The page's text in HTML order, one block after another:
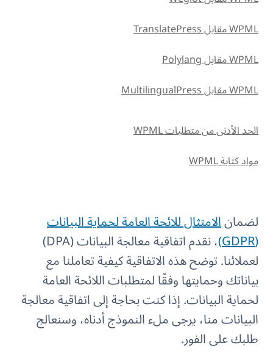
لضمانالامتثال للائحة العامة لحماية البيانات
(GDPR) ، نقدم اتفاقية معالجة البيانات (DPA)
لعملائنا. توضح هذه الاتفاقية كيفية تعاملنا مع
بياناتك وحمايتها وفقًا لمتطلبات اللائحة العامة
لحماية البيانات. إذا كنت بحاجة إلى اتفاقية معالجة
البيانات منا، يرجى ملء النموذج أدناه، وسنعالج
طلبك على الفور.
WPML مقابل TranslatePress
WPML مقابل Polylang
WPML مقابل MultilingualPress
الحد الأدنى من متطلبات WPML
مواد كتابة WPML